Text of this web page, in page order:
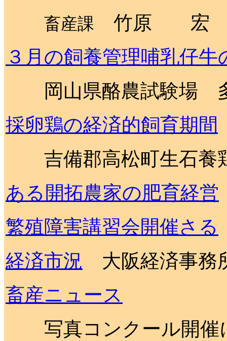
畜産課 竹原
３月の飼養管理哺乳仔牛
岡山県酪農試験場
採卵鶏の経済的飼育期間
吉備郡高松町生石
ある開拓農家の肥育経営
繁殖障害講習会開催さる
経済市況 大阪経済事務
畜産ニュース
写真コンクール開催